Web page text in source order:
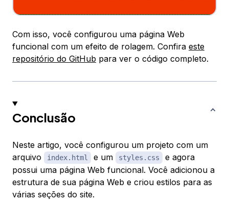
Com isso, você configurou uma página Web
funcional com um efeito de rolagem. Confira este
repositório do GitHub para ver o código completo.
Conclusão
Neste artigo, você configurou um projeto com um
arquivo
index.html e um styles.css
e agora
possui uma página Web funcional. Você adicionou a
estrutura de sua página Web e criou estilos para as
várias seções do site.